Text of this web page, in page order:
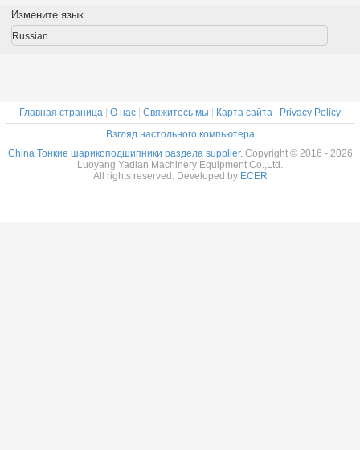
на
сепаратор
Подшипники
заказ
Подшипники,
на заказ из
латуниные
подшипники на
Измените язык
Russian
Главная страница О нас Свяжитесь мы Карта сайта
Privacy Policy
Взгляд настольного компьютера
China Тонкие шарикоподшипники раздела supplier. Copyright © 2016 - 2026
Luoyang Yadian Machinery Equipment Co.,Ltd.
All rights reserved. Developed by ECER